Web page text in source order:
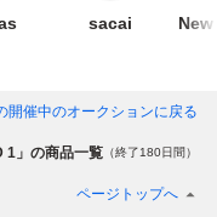
sacai
開催中のオークションに戻る
1」の商品一覧 （終了180日間）
ページトップへ